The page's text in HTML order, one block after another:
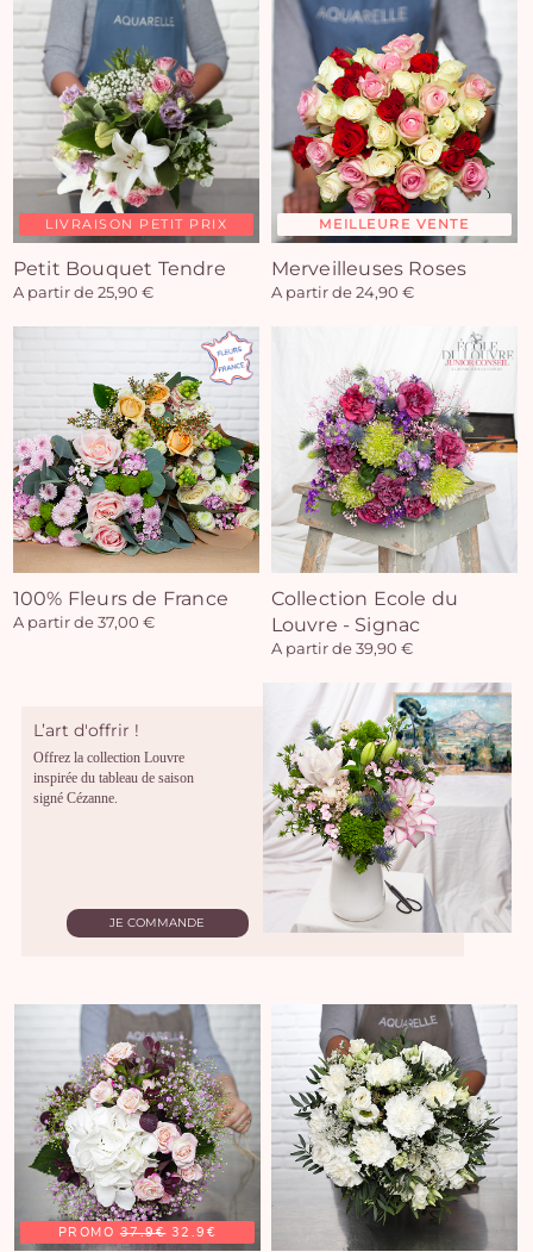
LIVRAISON PETIT PRIX
Petit Bouquet Tendre
A partir de 25,90 €
MEILLEURE VENTE
Merveilleuses Roses
A partir de 24,90 €
100% Fleurs de France
A partir de 37,00 €
Collection Ecole du
Louvre - Signac
A partir de 39,90 €
L’art d'offrir !
Offrez la collection Louvre
inspirée du tableau de saison
signé Cézanne.
JE COMMANDE
PROMO 37.9€32.9€